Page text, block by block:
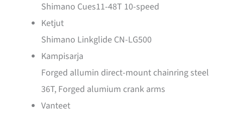
Shimano Cues11-48T 10-speed
Ketjut
Shimano Linkglide CN-LG500
Kampisarja
Forged allumin direct-mount chainring steel
36T, Forged alumium crank arms
Vanteet